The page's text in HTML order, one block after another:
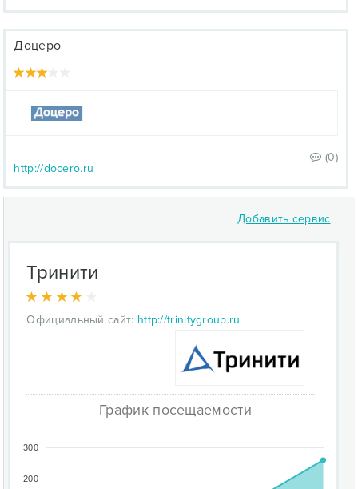
Доцеро
(0)
http://docero.ru
Добавить сервис
Тринити
Официальный сайт: http://trinitygroup.ru
График посещаемости
200
300